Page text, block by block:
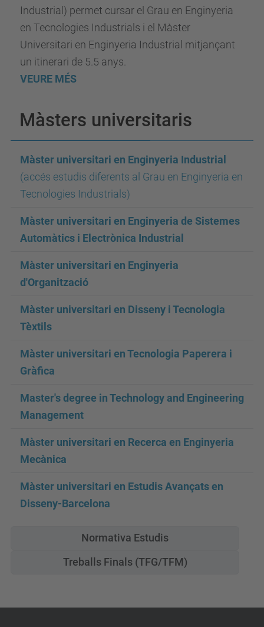
Industrial) permet cursar el Grau en Enginyeria
en Tecnologies Industrials i el Màster
Universitari en Enginyeria Industrial mitjançant
un itinerari de 5.5 anys.
VEURE MÉS
Màsters universitaris
Màster universitari en Enginyeria Industrial
(accés estudis diferents al Grau en Enginyeria en
Tecnologies Industrials)
Màster universitari en Enginyeria de Sistemes
Automàtics i Electrònica Industrial
Màster universitari en Enginyeria
d'Organització
Màster universitari en Disseny i Tecnologia
Tèxtils
Màster universitari en Tecnologia Paperera i
Gràfica
Master's degree in Technology and Engineering
Management
Màster universitari en Recerca en Enginyeria
Mecànica
Màster universitari en Estudis Avançats en
Disseny-Barcelona
Normativa Estudis
Treballs Finals (TFG/TFM)